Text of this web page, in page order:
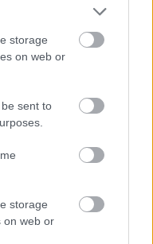
storage
on web or
sent to
storage
on web or